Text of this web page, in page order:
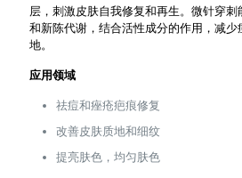
层，刺激皮肤自我修复和再生。微针穿
和新陈代谢，结合活性成分的作用，减
地。
应用领域
祛痘和痤疮疤痕修复
改善皮肤质地和细纹
提亮肤色，均匀肤色